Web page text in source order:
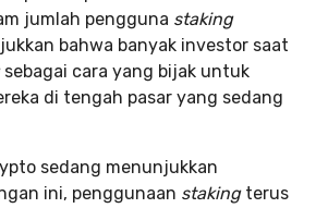
jumlah pengguna staking
bahwa banyak investor saat
sebagai cara yang bijak untuk
di tengah pasar yang sedang
sedang menunjukkan
ini, penggunaan stakingterus